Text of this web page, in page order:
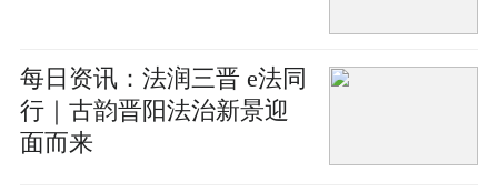
每日资讯：法润三晋 e法同
行｜古韵晋阳法治新景迎
面而来